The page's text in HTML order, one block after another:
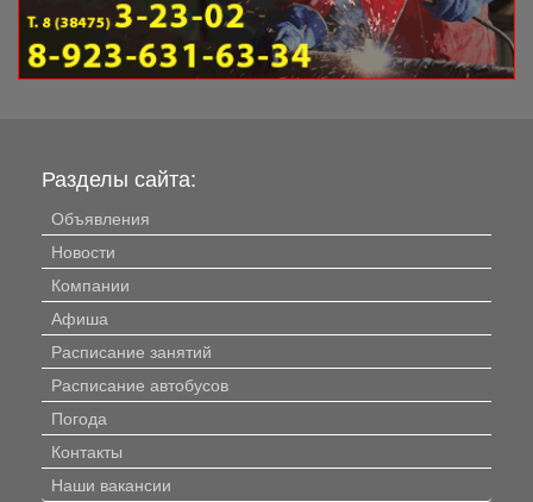
Разделы сайта:
Объявления
Новости
Компании
Афиша
Расписание занятий
Расписание автобусов
Погода
Контакты
Наши вакансии